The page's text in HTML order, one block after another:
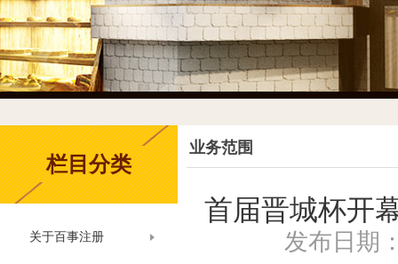
栏目分类
关于百事注册
业务范围
首届晋城杯开
发布日期